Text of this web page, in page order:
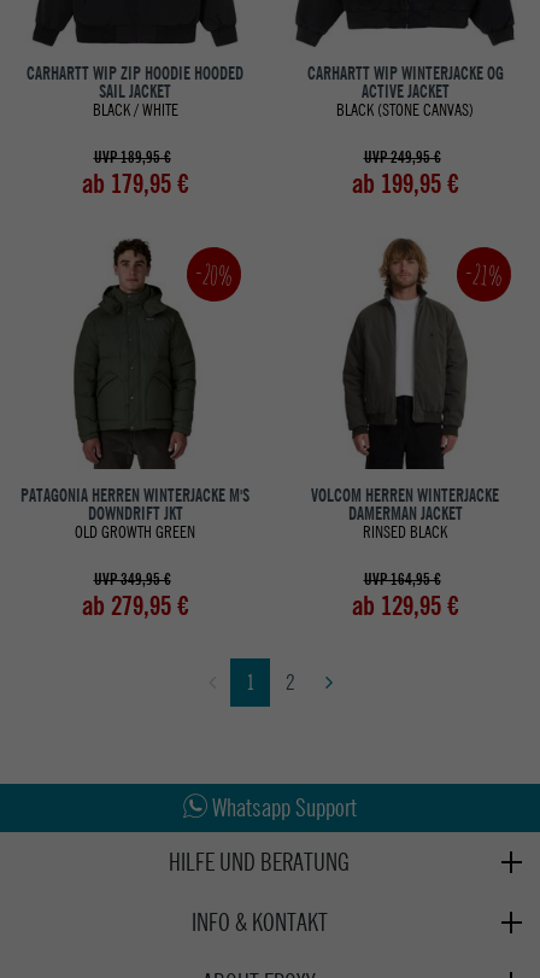
CARHARTT WIP ZIP HOODIE HOODED
SAIL JACKET
BLACK / WHITE
UVP 189,95 €
ab 179,95 €
CARHARTT WIP WINTERJACKE OG
ACTIVE JACKET
BLACK (STONE CANVAS)
UVP 249,95 €
ab 199,95 €
-20%
PATAGONIA HERREN WINTERJACKE M'S
DOWNDRIFT JKT
OLD GROWTH GREEN
UVP 349,95 €
ab 279,95 €
-21%
VOLCOM HERREN WINTERJACKE
DAMERMAN JACKET
RINSED BLACK
UVP 164,95 €
ab 129,95 €
1 2
Whatsapp Support
HILFE UND BERATUNG
INFO & KONTAKT